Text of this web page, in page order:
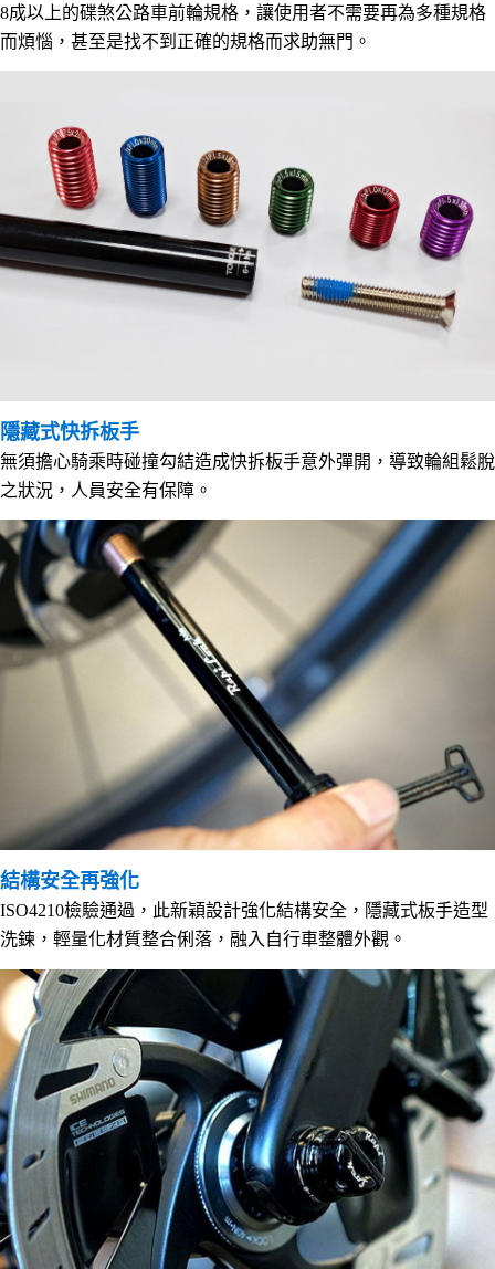
8成以上的碟煞公路車前輪規格，讓使用者不需要再為多種規格
而煩惱，甚至是找不到正確的規格而求助無門。
隱藏式快拆板手
無須擔心騎乘時碰撞勾結造成快拆板手意外彈開，導致輪組鬆脫
之狀況，人員安全有保障。
結構安全再強化
ISO4210檢驗通過，此新穎設計強化結構安全，隱藏式板手造型
洗鍊，輕量化材質整合俐落，融入自行車整體外觀。